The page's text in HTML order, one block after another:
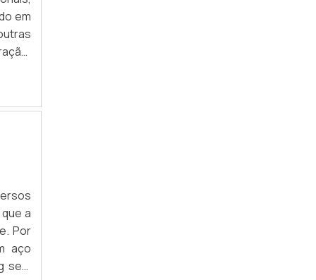
em
a
Por
aço
sem